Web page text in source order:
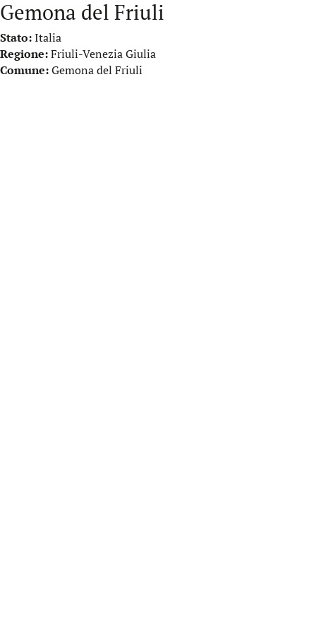
Gemona del Friuli
Stato:Italia
Regione:Friuli-Venezia Giulia
Comune:Gemona del Friuli